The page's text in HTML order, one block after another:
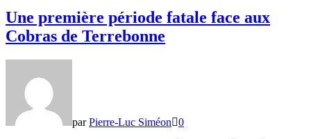
Une première période fatale face aux
Cobras de Terrebonne
parPierre-Luc Siméon 0